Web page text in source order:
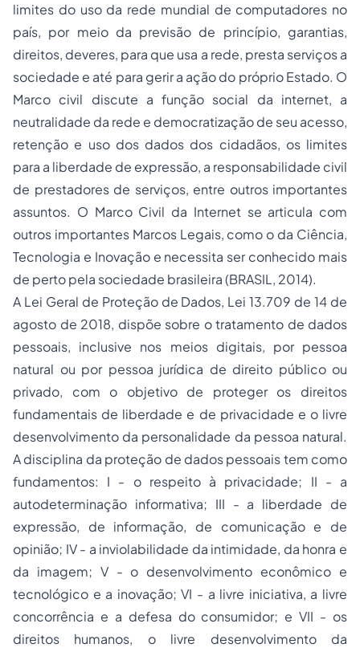
limites do uso da rede mundial de computadores no
país, por meio da previsão de princípio, garantias,
direitos, deveres, para que usa a rede, presta serviços a
sociedade e até para gerir a ação do próprio Estado. O
Marco civil discute a função social da internet, a
neutralidade da rede e democratização de seu acesso,
retenção e uso dos dados dos cidadãos, os limites
para a liberdade de expressão, a responsabilidade civil
de prestadores de serviços, entre outros importantes
assuntos. O Marco Civil da Internet se articula com
outros importantes Marcos Legais, como o da Ciência,
Tecnologia e Inovação e necessita ser conhecido mais
de perto pela sociedade brasileira (BRASIL, 2014).
A Lei Geral de Proteção de Dados, Lei 13.709 de 14 de
agosto de 2018, dispõe sobre o tratamento de dados
pessoais, inclusive nos meios digitais, por pessoa
natural ou por pessoa jurídica de direito público ou
privado, com o objetivo de proteger os direitos
fundamentais de liberdade e de privacidade e o livre
desenvolvimento da personalidade da pessoa natural.
A disciplina da proteção de dados pessoais tem como
fundamentos: I - o respeito à privacidade; II - a
autodeterminação informativa; III - a liberdade de
expressão, de informação, de comunicação e de
opinião; IV - a inviolabilidade da intimidade, da honra e
da imagem; V - o desenvolvimento econômico e
tecnológico e a inovação; VI - a livre iniciativa, a livre
concorrência e a defesa do consumidor; e VII - os
direitos humanos, o livre desenvolvimento da